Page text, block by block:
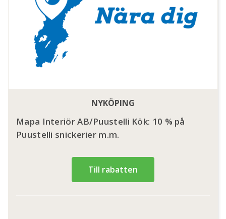
NYKÖPING
Mapa Interiör AB/Puustelli Kök: 10 % på
Puustelli snickerier m.m.
Till rabatten